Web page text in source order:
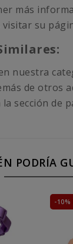
más
visitar su
nuestra
de otros
sección de
PODRÍA
-10%